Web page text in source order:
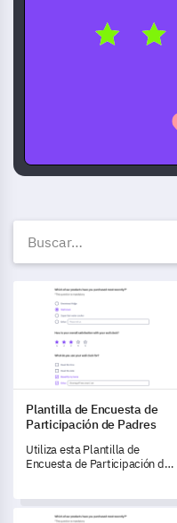
Plantillas
Plantilla de Encuesta de
Plantilla de Encuesta de
Participación de Padres
Utiliza esta Plantilla de
Encuesta de Participación de
los padres en el proceso de
Plantilla de Verificación